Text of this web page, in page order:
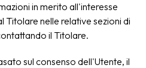
in merito all'interesse
Titolare nelle relative sezioni di
il Titolare.
sul consenso dell'Utente, il